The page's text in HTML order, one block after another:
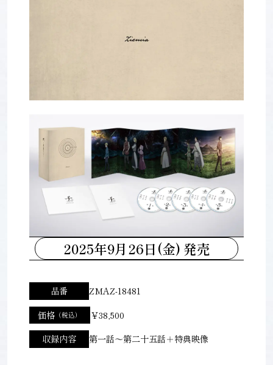
2025年9月26日(金) 発売
品番
ZMAZ-18481
価格 （税込）
￥38,500
収録内容
第一話～第二十五話＋特典映像